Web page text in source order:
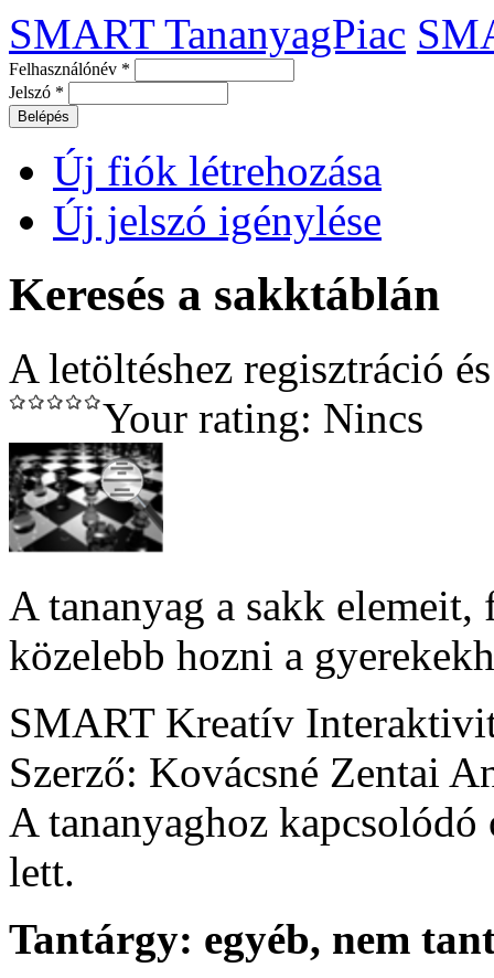
SMART TananyagPiac
Felhasználónév *
Jelszó *
Új fiók létrehozása
Új jelszó igénylése
Keresés a sakktáblán
A letöltéshez regisztráció
Your rating: Nincs
A tananyag a sakk
közelebb hozni a
SMART Kreatív
Szerző: Kovácsné Zentai
A tananyaghoz
lett.
Tantárgy: egyéb, nem